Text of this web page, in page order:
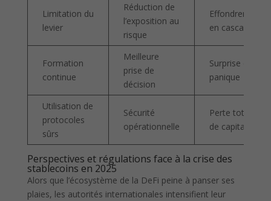
Limitation du
levier
Réduction de
l’exposition au
risque
Effondrement
en cascade
Formation
continue
Meilleure
prise de
décision
Surprise et
panique
Utilisation de
protocoles
sûrs
Sécurité
opérationnelle
Perte totale
de capital
Perspectives et régulations face à la crise des
stablecoins en 2025
Alors que l’écosystème de la DeFi peine à panser ses
plaies, les autorités internationales intensifient leur